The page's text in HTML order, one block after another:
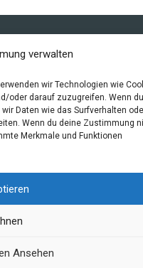
verwalten
wir Technologien wie
oder darauf zuzugreifen. Wenn du
Daten wie das Surfverhalten
Wenn du deine Zustimmung
Merkmale und Funktionen
Ansehen
und Sterben
Cookie-Richtlinie